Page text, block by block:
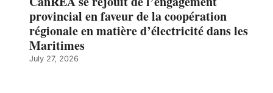
provincial en faveur de la coopération
régionale en matière d’électricité dans les
Maritimes
July 27, 2026